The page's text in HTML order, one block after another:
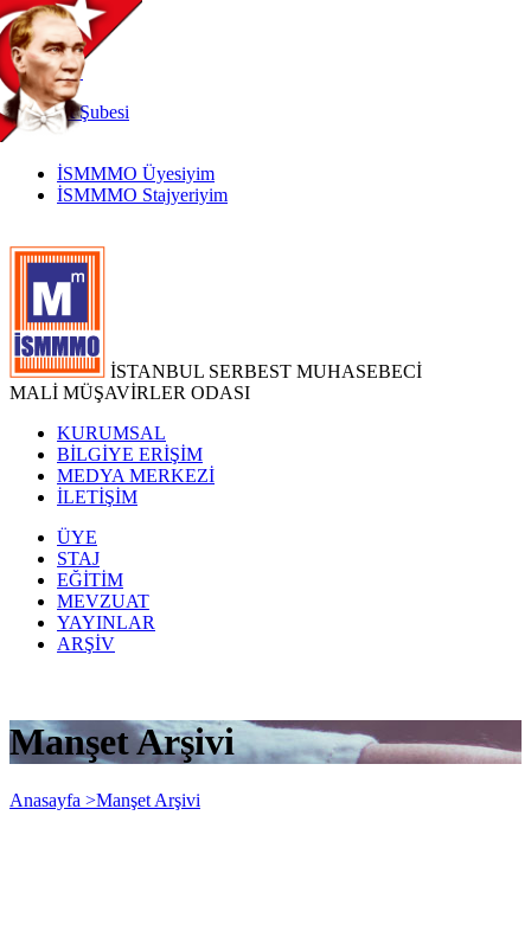
TR
|
EN
İnternetŞubesi
İSMMMO Üyesiyim
İSMMMO Stajyeriyim
İSTANBUL SERBEST MUHASEBECİ
MALİ MÜŞAVİRLER ODASI
KURUMSAL
BİLGİYE ERİŞİM
MEDYA MERKEZİ
İLETİŞİM
ÜYE
STAJ
EĞİTİM
MEVZUAT
YAYINLAR
ARŞİV
Manşet Arşivi
Anasayfa >Manşet Arşivi